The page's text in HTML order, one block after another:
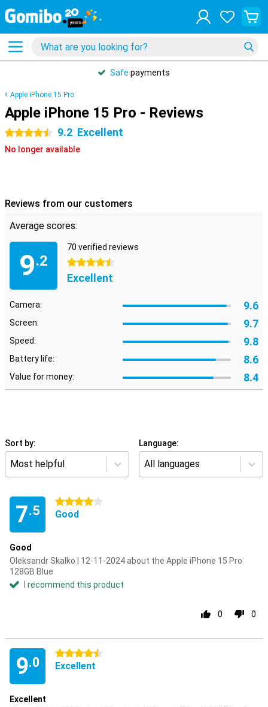
Safe payments
Apple iPhone 15 Pro
Apple iPhone 15 Pro - Reviews
4.5 stars 9.2 Excellent
No longer available
Reviews from our customers
Average scores:
9.2
70 verified reviews
4.5 stars
Excellent
Camera: 9.6
Screen: 9.7
Speed: 9.8
Battery life: 8.6
Value for money: 8.4
Sort by:
Most helpful
Language:
All languages
7.5
4 stars
Good
Good
Oleksandr Skalko | 12-11-2024 about the Apple iPhone 15 Pro
128GB Blue
I recommend this product
0 0
9.0
4.5 stars
Excellent
Excellent